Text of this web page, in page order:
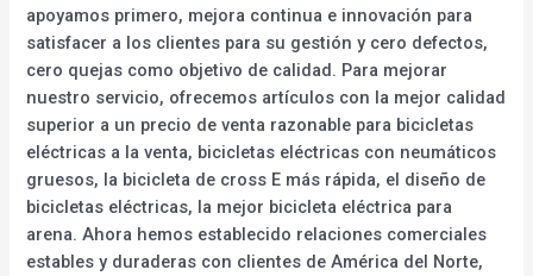
apoyamos primero, mejora continua e innovación para
satisfacer a los clientes para su gestión y cero defectos,
cero quejas como objetivo de calidad. Para mejorar
nuestro servicio, ofrecemos artículos con la mejor calidad
superior a un precio de venta razonable para bicicletas
eléctricas a la venta, bicicletas eléctricas con neumáticos
gruesos, la bicicleta de cross E más rápida, el diseño de
bicicletas eléctricas, la mejor bicicleta eléctrica para
arena. Ahora hemos establecido relaciones comerciales
estables y duraderas con clientes de América del Norte,